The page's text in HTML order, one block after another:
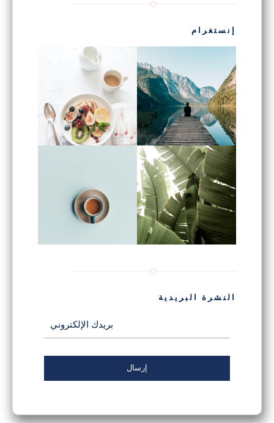
إنستغرام
النشرة البريدية